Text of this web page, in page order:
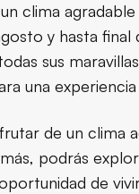
clima
y hasta
sus
una experiencia
de un clima
podrás
de